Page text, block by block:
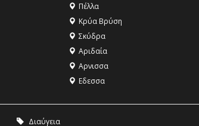
Πέλλα
Κρύα Βρύση
Σκύδρα
Αριδαία
Aρνισσα
Eδεσσα
Διαύγεια